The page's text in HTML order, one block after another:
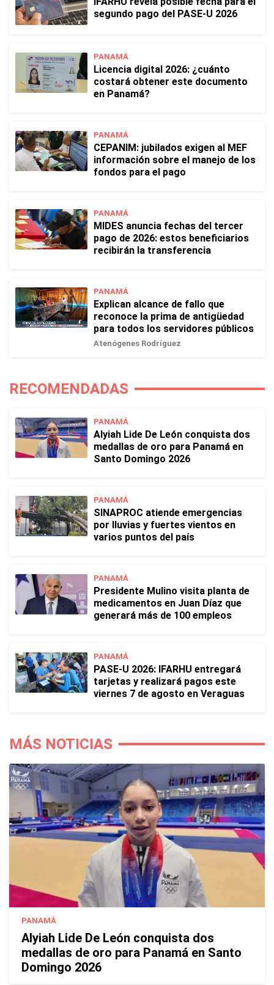
segundo pago del PASE-U 2026
PANAMÁ
Licencia digital 2026: ¿cuánto
costará obtener este documento
en Panamá?
PANAMÁ
CEPANIM: jubilados exigen al MEF
información sobre el manejo de los
fondos para el pago
PANAMÁ
MIDES anuncia fechas del tercer
pago de 2026: estos beneficiarios
recibirán la transferencia
PANAMÁ
Explican alcance de fallo que
reconoce la prima de antigüedad
para todos los servidores públicos
Atenógenes Rodríguez
RECOMENDADAS
PANAMÁ
Alyiah Lide De León conquista dos
medallas de oro para Panamá en
Santo Domingo 2026
PANAMÁ
SINAPROC atiende emergencias
por lluvias y fuertes vientos en
varios puntos del país
PANAMÁ
Presidente Mulino visita planta de
medicamentos en Juan Díaz que
generará más de 100 empleos
PANAMÁ
PASE-U 2026: IFARHU entregará
tarjetas y realizará pagos este
viernes 7 de agosto en Veraguas
MÁS NOTICIAS
PANAMÁ
Alyiah Lide De León conquista dos
medallas de oro para Panamá en Santo
Domingo 2026